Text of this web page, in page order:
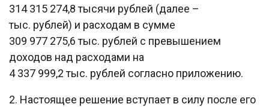
314 315 274,8 тысячи рублей (далее –
тыс. рублей) и расходам в сумме
309 977 275,6 тыс. рублей с превышением
доходов над расходами на
4 337 999,2 тыс. рублей согласно приложению.
2. Настоящее решение вступает в силу после его